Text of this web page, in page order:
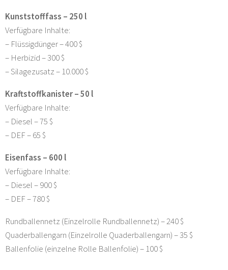
Kunststofffass – 250 l
Verfügbare Inhalte:
– Flüssigdünger – 400 $
– Herbizid – 300 $
– Silagezusatz – 10.000 $
Kraftstoffkanister – 50 l
Verfügbare Inhalte:
– Diesel – 75 $
– DEF – 65 $
Eisenfass – 600 l
Verfügbare Inhalte:
– Diesel – 900 $
– DEF – 780 $
Rundballennetz (Einzelrolle Rundballennetz) – 240 $
Quaderballengarn (Einzelrolle Quaderballengarn) – 35 $
Ballenfolie (einzelne Rolle Ballenfolie) – 100 $